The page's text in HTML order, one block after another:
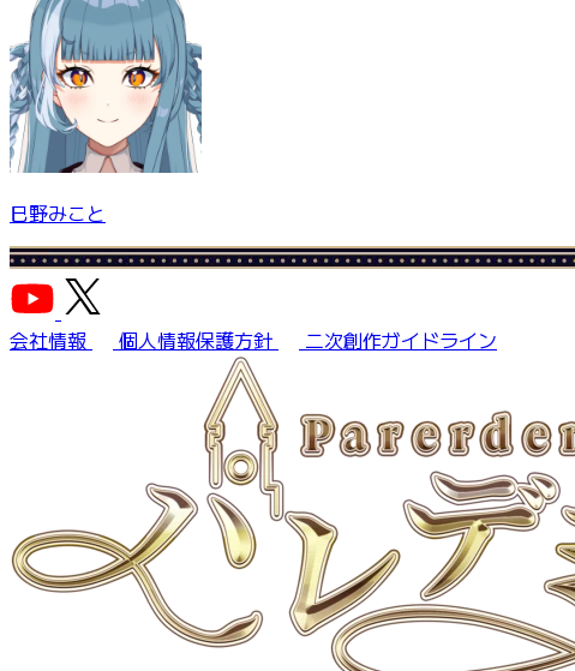
巳野みこと
会社情報 個人情報保護方針 二次創作ガイドライン